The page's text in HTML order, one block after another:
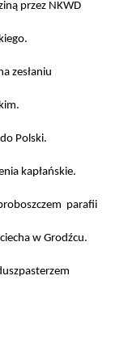
przez NKWD
zesłaniu
Polski.
kapłańskie.
parafii
w Grodźcu.